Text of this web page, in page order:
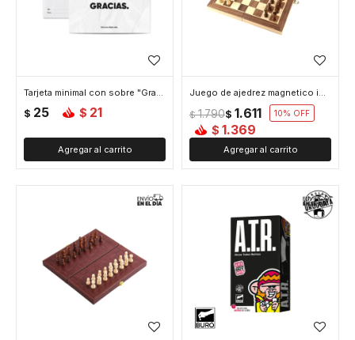
Tarjeta minimal con sobre "Gracias"
$ 25 $ 21
Juego de ajedrez magnetico imantado - Madera
$ 1.611
$ 1.790 10
$ 1.369